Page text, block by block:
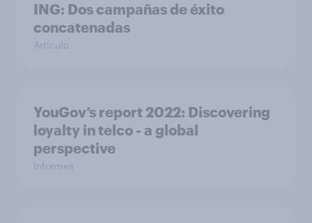
ING: Dos campañas de éxito
concatenadas
Artículo
YouGov’s report 2022: Discovering
loyalty in telco - a global
perspective
Informes